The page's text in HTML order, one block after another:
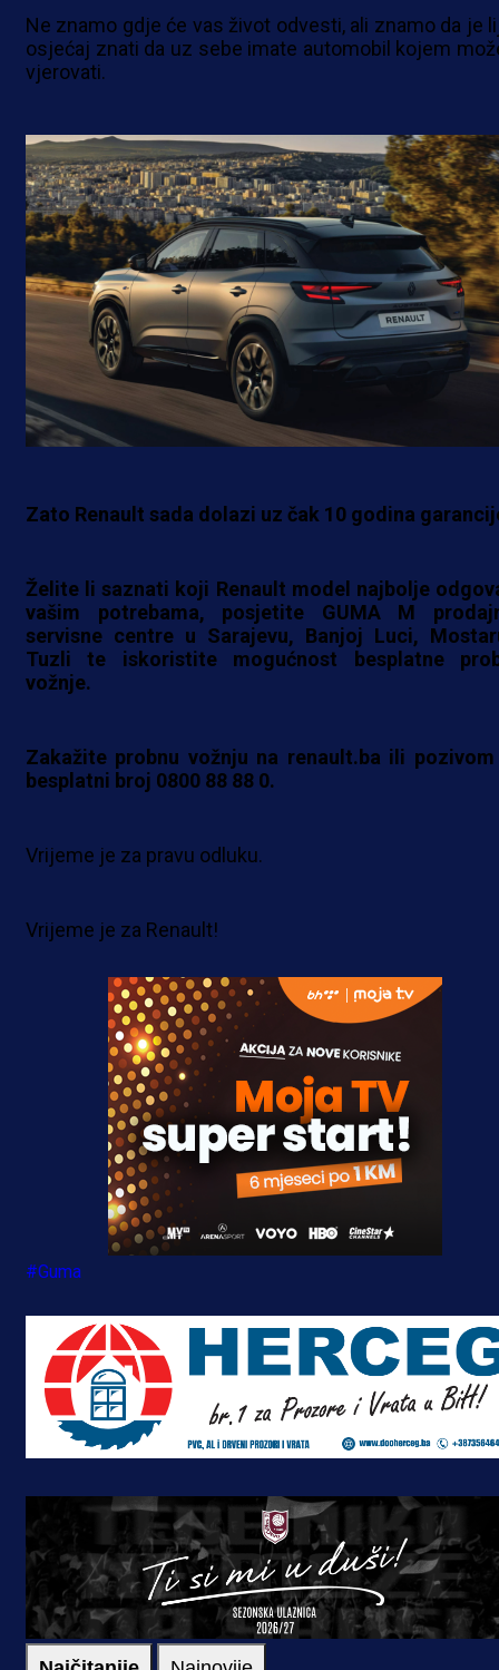
Ne znamo gdje će vas život odvesti, ali znamo da je
osjećaj znati da uz sebe imate automobil kojem
vjerovati.
Zato Renault sada dolazi uz čak 10 godina
Želite li saznati koji Renault model najbolje
vašim potrebama, posjetite GUMA M
servisne centre u Sarajevu, Banjoj Luci,
Tuzli te iskoristite mogućnost besplatne
vožnje.
Zakažite probnu vožnju na renault.ba ili pozivom
besplatni broj 0800 88 88 0.
Vrijeme je za pravu odluku.
Vrijeme je za Renault!
#Guma